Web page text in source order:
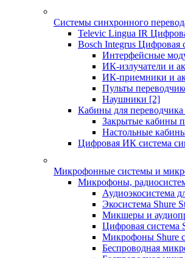
Системы синхронного
Televic Lingua IR
Bosch Integrus Цифровая
Интерфейсные
ИК-излучатели и
ИК-приемники и
Пульты
Наушники [2]
Кабины для переводчика
Закрытые кабины
Настольные
Цифровая ИК система
Микрофонные системы и
Микрофоны,
Аудиоэкосистема
Экосистема Shure
Микшеры и
Цифровая система
Микрофоны Shure
Беспроводная